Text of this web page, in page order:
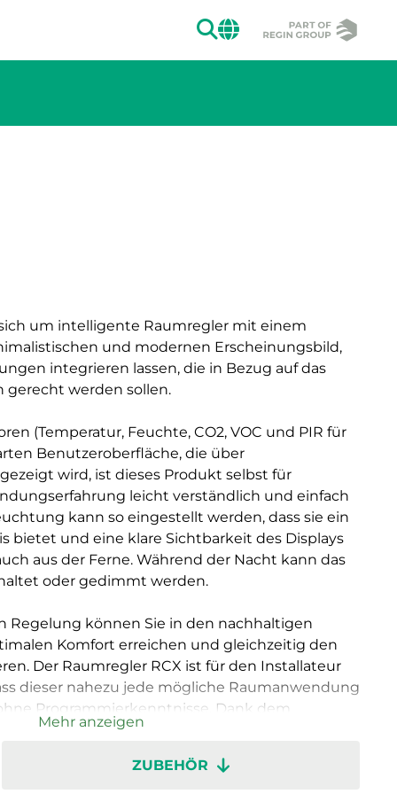
SUCHEN
CHANGE
des Bildes.
um intelligente Raumregler mit einem
und modernen Erscheinungsbild,
integrieren lassen, die in Bezug auf das
gerecht werden sollen.
(Temperatur, Feuchte, CO2, VOC und PIR für
Benutzeroberfläche, die über
wird, ist dieses Produkt selbst für
leicht verständlich und einfach
kann so eingestellt werden, dass sie ein
bietet und eine klare Sichtbarkeit des Displays
aus der Ferne. Während der Nacht kann das
oder gedimmt werden.
Regelung können Sie in den nachhaltigen
Komfort erreichen und gleichzeitig den
Der Raumregler RCX ist für den Installateur
dieser nahezu jede mögliche Raumanwendung
Programmierkenntnisse. Dank dem
lässt er sich zudem problemlos
Regler in verschiedenen Räumen und Zonen
Mehr anzeigen
ZUBEHÖR